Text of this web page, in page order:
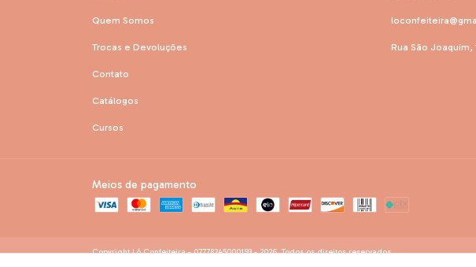
Quem Somos
Trocas e Devoluções
Contato
Catálogos
Cursos
Rua São Joaquim,
Meios de pagamento
Copyright Lô Confeiteira - 07778245000193 - 2026. Todos os direitos reservados.